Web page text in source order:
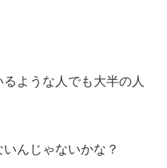
ような人でも大半の人
んじゃないかな？